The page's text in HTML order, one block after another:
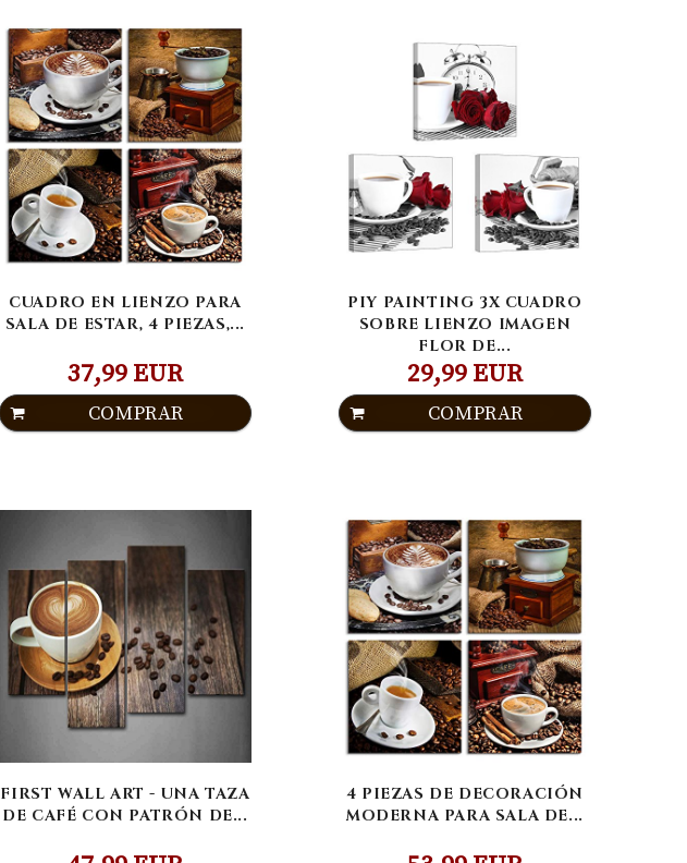
CUADRO EN LIENZO PARA
SALA DE ESTAR, 4 PIEZAS,...
37,99 EUR
COMPRAR
PIY PAINTING 3X CUADRO
SOBRE LIENZO IMAGEN
FLOR DE...
29,99 EUR
COMPRAR
FIRST WALL ART - UNA TAZA
DE CAFÉ CON PATRÓN DE...
4 PIEZAS DE DECORACIÓN
MODERNA PARA SALA DE...